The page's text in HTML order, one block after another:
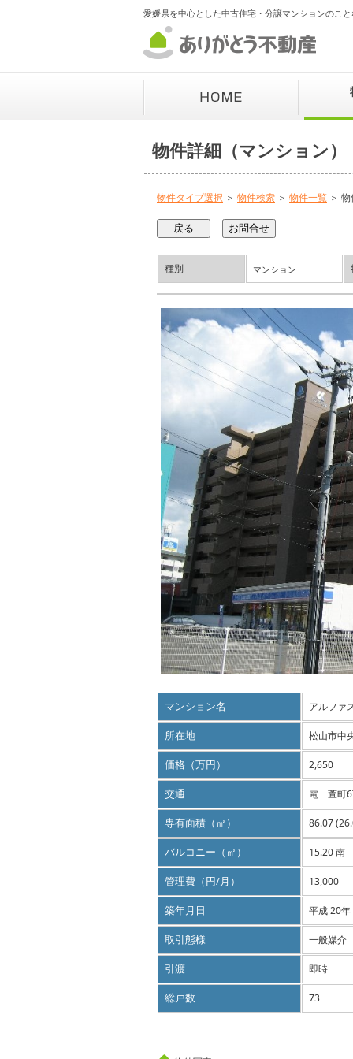
愛媛県を中心とした中古住宅・分譲マンションのこ
物件詳細（マンション）
物件タイプ選択 ＞ 物件検索 ＞ 物件一覧 ＞
種別 マンション
マンション名 アルファ
所在地 松山市中
価格（万円） 2,650
交通 電 萱町
専有面積（㎡） 86.07
バルコニー（㎡） 15.20 南
管理費（円/月） 13,000
築年月日 平成 20
取引態様 一般媒介
引渡 即時
総戸数 73